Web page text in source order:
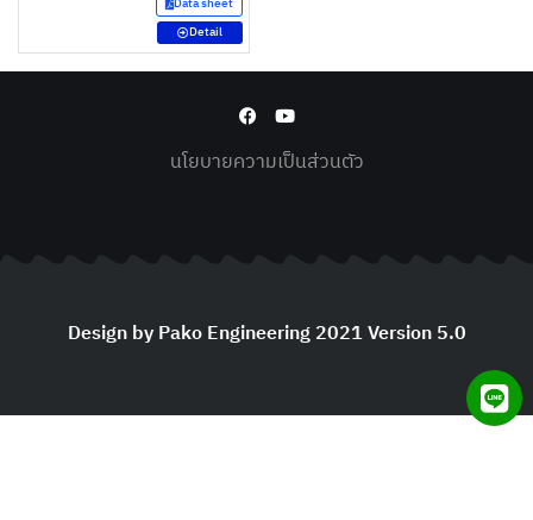
Detail
นโยบายความเป็นส่วนตัว
Design by Pako Engineering 2021 Version 5.0